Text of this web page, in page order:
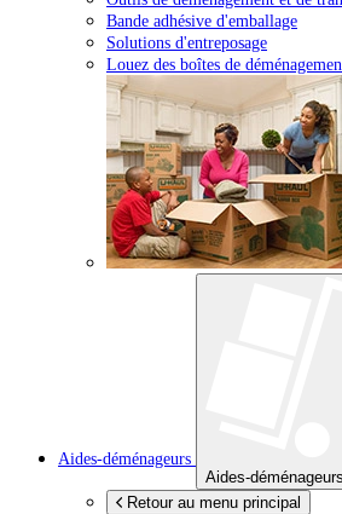
Bande adhésive d'emballage
Solutions d'entreposage
Louez des boîtes de
Aides-déménageurs
Aides-déménageurs
Retour au menu principal